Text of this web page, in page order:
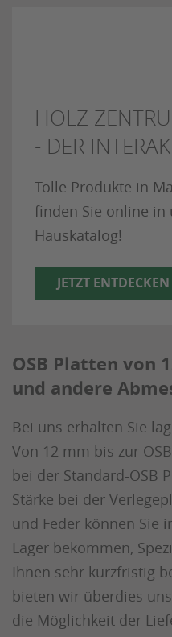
HOLZ
- DER
Tolle Produkte in
finden Sie online in
Hauskatalog!
JETZT ENTDECKEN
OSB Platten von
und andere
Bei uns erhalten Sie
Von 12 mm bis zur
bei der Standard-OSB
Stärke bei der
und Feder können Sie
Lager bekommen,
Ihnen sehr kurzfristig
bieten wir überdies
die Möglichkeit der